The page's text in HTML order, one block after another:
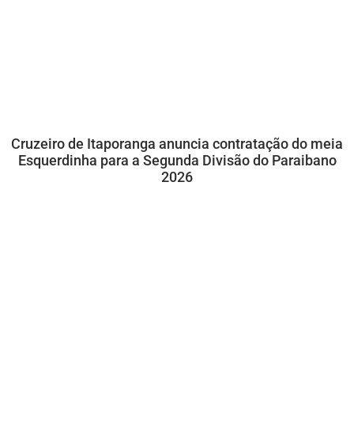
Cruzeiro de Itaporanga anuncia contratação do meia
Esquerdinha para a Segunda Divisão do Paraibano
2026